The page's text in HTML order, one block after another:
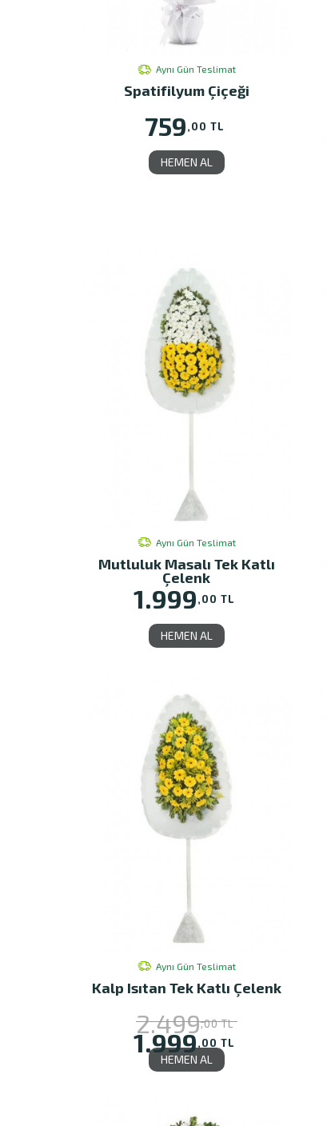
Aynı Gün Teslimat
Spatifilyum Çiçeği
759,00 TL
HEMEN AL
Aynı Gün Teslimat
Mutluluk Masalı Tek Katlı
Çelenk
1.999,00 TL
HEMEN AL
Aynı Gün Teslimat
Kalp Isıtan Tek Katlı Çelenk
2.499,00 TL
1.999,00 TL
HEMEN AL